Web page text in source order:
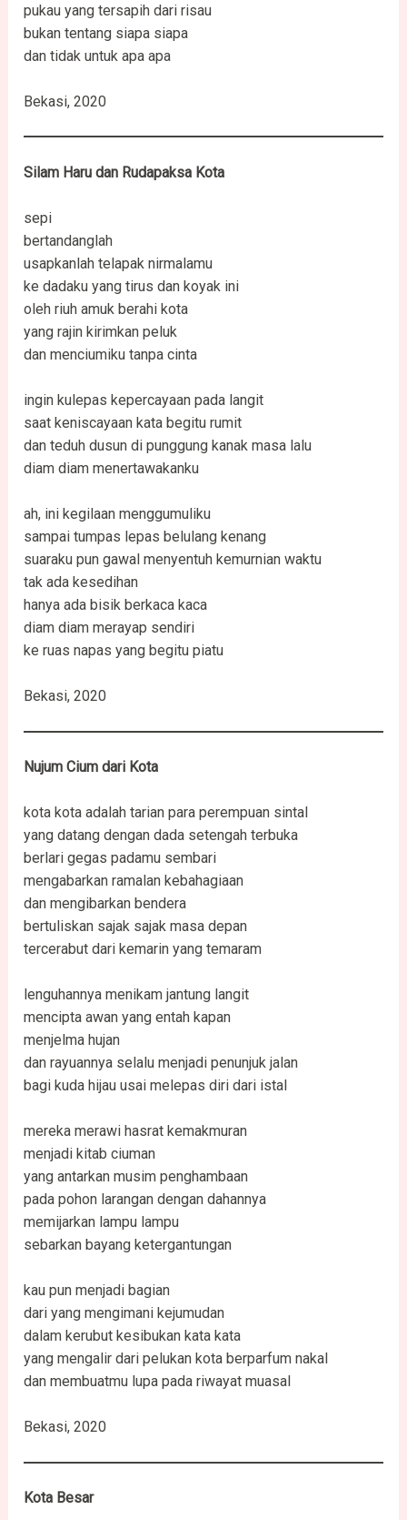
pukau yang tersapih dari risau
bukan tentang siapa siapa
dan tidak untuk apa apa
Bekasi, 2020
Silam Haru dan Rudapaksa Kota
sepi
bertandanglah
usapkanlah telapak nirmalamu
ke dadaku yang tirus dan koyak ini
oleh riuh amuk berahi kota
yang rajin kirimkan peluk
dan menciumiku tanpa cinta
ingin kulepas kepercayaan pada langit
saat keniscayaan kata begitu rumit
dan teduh dusun di punggung kanak masa lalu
diam diam menertawakanku
ah, ini kegilaan menggumuliku
sampai tumpas lepas belulang kenang
suaraku pun gawal menyentuh kemurnian waktu
tak ada kesedihan
hanya ada bisik berkaca kaca
diam diam merayap sendiri
ke ruas napas yang begitu piatu
Bekasi, 2020
Nujum Cium dari Kota
kota kota adalah tarian para perempuan sintal
yang datang dengan dada setengah terbuka
berlari gegas padamu sembari
mengabarkan ramalan kebahagiaan
dan mengibarkan bendera
bertuliskan sajak sajak masa depan
tercerabut dari kemarin yang temaram
lenguhannya menikam jantung langit
mencipta awan yang entah kapan
menjelma hujan
dan rayuannya selalu menjadi penunjuk jalan
bagi kuda hijau usai melepas diri dari istal
mereka merawi hasrat kemakmuran
menjadi kitab ciuman
yang antarkan musim penghambaan
pada pohon larangan dengan dahannya
memijarkan lampu lampu
sebarkan bayang ketergantungan
kau pun menjadi bagian
dari yang mengimani kejumudan
dalam kerubut kesibukan kata kata
yang mengalir dari pelukan kota berparfum nakal
dan membuatmu lupa pada riwayat muasal
Bekasi, 2020
Kota Besar